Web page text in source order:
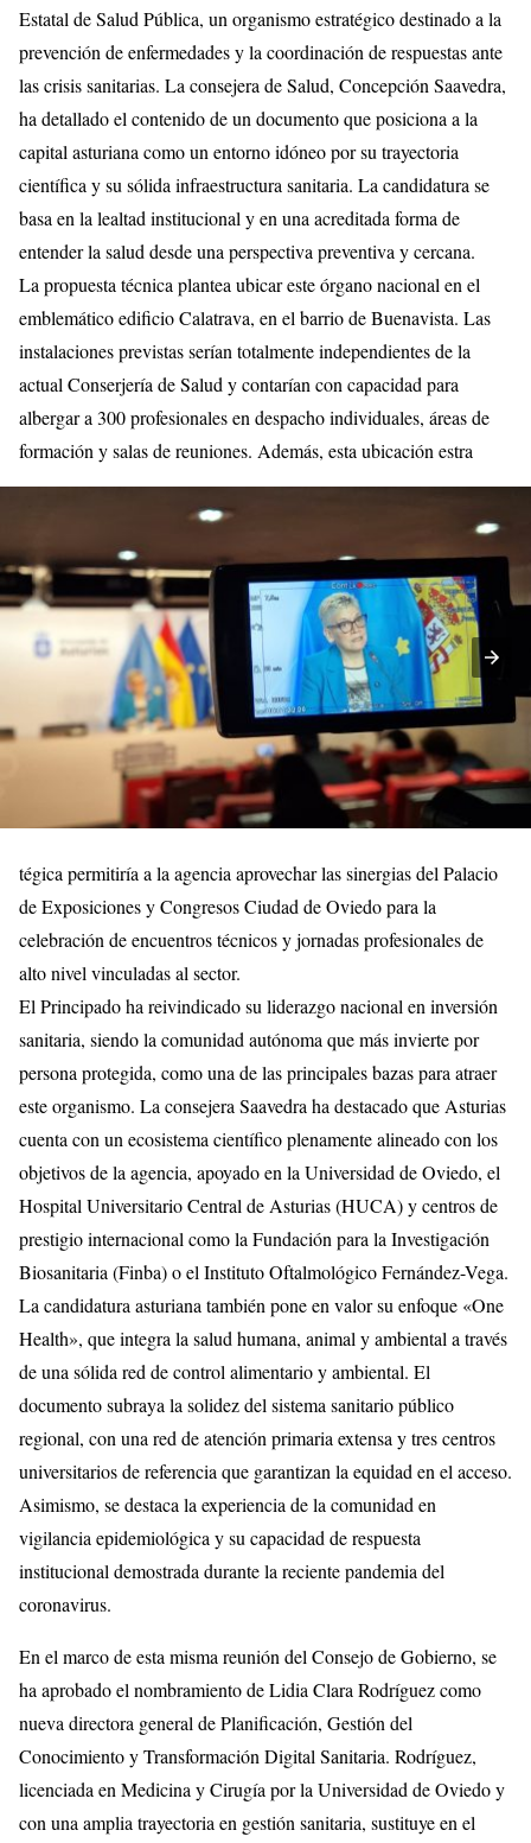
Estatal de Salud Pública, un organismo estratégico destinado a la
prevención de enfermedades y la coordinación de respuestas ante
las crisis sanitarias. La consejera de Salud, Concepción Saavedra,
ha detallado el contenido de un documento que posiciona a la
capital asturiana como un entorno idóneo por su trayectoria
científica y su sólida infraestructura sanitaria. La candidatura se
basa en la lealtad institucional y en una acreditada forma de
entender la salud desde una perspectiva preventiva y cercana.
La propuesta técnica plantea ubicar este órgano nacional en el
emblemático edificio Calatrava, en el barrio de Buenavista. Las
instalaciones previstas serían totalmente independientes de la
actual Conserjería de Salud y contarían con capacidad para
albergar a 300 profesionales en despacho individuales, áreas de
formación y salas de reuniones. Además, esta ubicación estra
tégica permitiría a la agencia aprovechar las sinergias del Palacio
de Exposiciones y Congresos Ciudad de Oviedo para la
celebración de encuentros técnicos y jornadas profesionales de
alto nivel vinculadas al sector.
El Principado ha reivindicado su liderazgo nacional en inversión
sanitaria, siendo la comunidad autónoma que más invierte por
persona protegida, como una de las principales bazas para atraer
este organismo. La consejera Saavedra ha destacado que Asturias
cuenta con un ecosistema científico plenamente alineado con los
objetivos de la agencia, apoyado en la Universidad de Oviedo, el
Hospital Universitario Central de Asturias (HUCA) y centros de
prestigio internacional como la Fundación para la Investigación
Biosanitaria (Finba) o el Instituto Oftalmológico Fernández-Vega.
La candidatura asturiana también pone en valor su enfoque «One
Health», que integra la salud humana, animal y ambiental a través
de una sólida red de control alimentario y ambiental. El
documento subraya la solidez del sistema sanitario público
regional, con una red de atención primaria extensa y tres centros
universitarios de referencia que garantizan la equidad en el acceso.
Asimismo, se destaca la experiencia de la comunidad en
vigilancia epidemiológica y su capacidad de respuesta
institucional demostrada durante la reciente pandemia del
coronavirus.
En el marco de esta misma reunión del Consejo de Gobierno, se
ha aprobado el nombramiento de Lidia Clara Rodríguez como
nueva directora general de Planificación, Gestión del
Conocimiento y Transformación Digital Sanitaria. Rodríguez,
licenciada en Medicina y Cirugía por la Universidad de Oviedo y
con una amplia trayectoria en gestión sanitaria, sustituye en el